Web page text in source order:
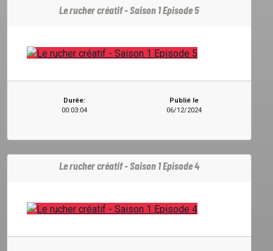
Le rucher créatif - Saison 1 Episode 5
Durée:
00:03:04
Publié le
06/12/2024
Le rucher créatif - Saison 1 Episode 4